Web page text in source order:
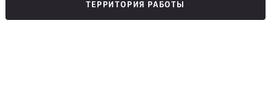
ТЕРРИТОРИЯ РАБОТЫ